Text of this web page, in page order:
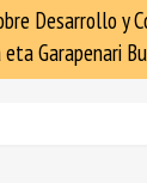
Desarrollo y
Garapenari